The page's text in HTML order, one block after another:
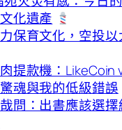
化遺產
保育文化，空投以
提款機：LikeCoin
魂與我的低級錯誤
問：出書應該選